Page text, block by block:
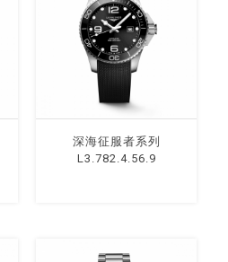
深海征服者系列
L3.782.4.56.9